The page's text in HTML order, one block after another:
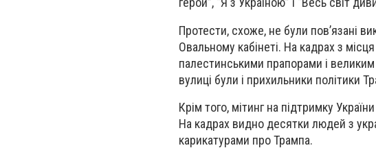
Протести, схоже, не були пов’язані
Овальному кабінеті. На кадрах з
палестинськими прапорами і
вулиці були і прихильники політики
Крім того, мітинг на підтримку
На кадрах видно десятки людей з
карикатурами про Трампа.